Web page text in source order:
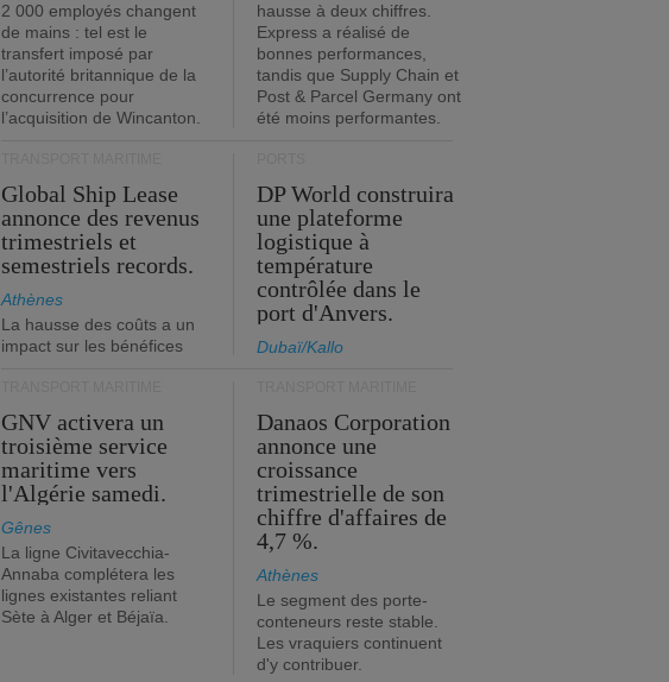
2 000 employés changent
de mains : tel est le
transfert imposé par
l’autorité britannique de la
concurrence pour
l’acquisition de Wincanton.
hausse à deux chiffres.
Express a réalisé de
bonnes performances,
tandis que Supply Chain et
Post & Parcel Germany ont
été moins performantes.
Global Ship Lease
annonce des revenus
trimestriels et
semestriels records.
Athènes
La hausse des coûts a un
impact sur les bénéfices
DP World construira
une plateforme
logistique à
température
contrôlée dans le
port d'Anvers.
Dubaï/Kallo
GNV activera un
troisième service
maritime vers
l'Algérie samedi.
Gênes
La ligne Civitavecchia-
Annaba complétera les
lignes existantes reliant
Sète à Alger et Béjaïa.
Danaos Corporation
annonce une
croissance
trimestrielle de son
chiffre d'affaires de
4,7 %.
Athènes
Le segment des porte-
conteneurs reste stable.
Les vraquiers continuent
d'y contribuer.